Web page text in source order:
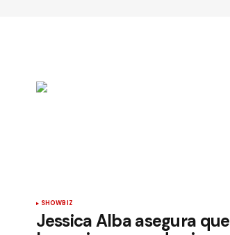
SHOWBIZ
Jessica Alba asegura que